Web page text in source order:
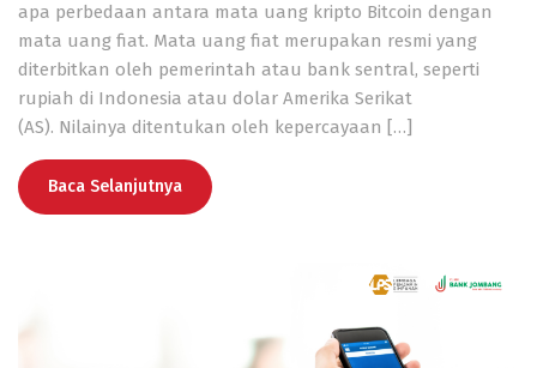
apa perbedaan antara mata uang kripto Bitcoin dengan
mata uang fiat. Mata uang fiat merupakan resmi yang
diterbitkan oleh pemerintah atau bank sentral, seperti
rupiah di Indonesia atau dolar Amerika Serikat
(AS). Nilainya ditentukan oleh kepercayaan […]
Baca Selanjutnya